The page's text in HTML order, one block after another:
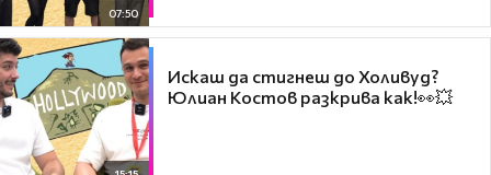
07:50
Искаш да стигнеш до Холивуд?
Юлиан Костов разкрива как!👀💥